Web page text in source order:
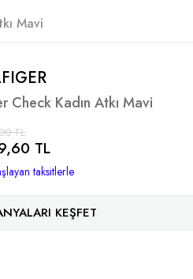
Mavi
Check Kadın Atkı Mavi
TL
TL
taksitlerle
KEŞFET